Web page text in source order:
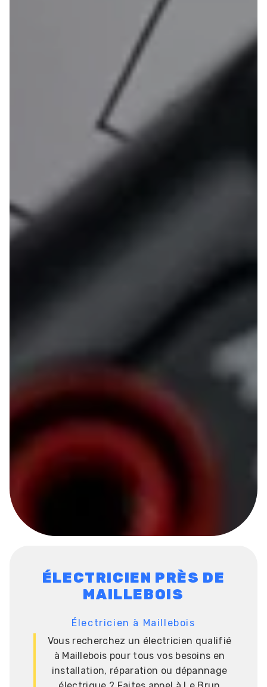
ÉLECTRICIEN PRÈS DE
MAILLEBOIS
Électricien à Maillebois
Vous recherchez un électricien qualifié
à Maillebois pour tous vos besoins en
installation, réparation ou dépannage